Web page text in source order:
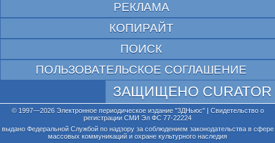
РЕКЛАМА
КОПИРАЙТ
ПОИСК
ПОЛЬЗОВАТЕЛЬСКОЕ СОГЛАШЕНИЕ
ЗАЩИЩЕНО CURATOR
© 1997—2026 Электронное периодическое издание "3ДНьюс" | Свидетельство о
регистрации СМИ Эл ФС 77-22224
выдано Федеральной Службой по надзору за соблюдением законодательства в сфере
массовых коммуникаций и охране культурного наследия